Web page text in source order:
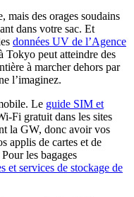
mais des orages soudains
dans votre sac. Et
données UV de l’Agence
Tokyo peut atteindre des
à marcher dehors par
l’imaginez.
Le guide SIM et
Fi gratuit dans les sites
la GW, donc avoir vos
applis de cartes et de
les bagages
et services de stockage de